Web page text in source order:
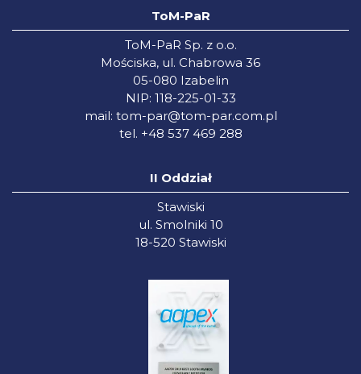
ToM-PaR
ToM-PaR Sp. z o.o.
Mościska, ul. Chabrowa 36
05-080 Izabelin
NIP: 118-225-01-33
mail: tom-par@tom-par.com.pl
tel. +48 537 469 288
II Oddział
Stawiski
ul. Smolniki 10
18-520 Stawiski